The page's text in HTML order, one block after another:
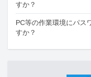
すか？
PC等の作業環境にパス
すか？